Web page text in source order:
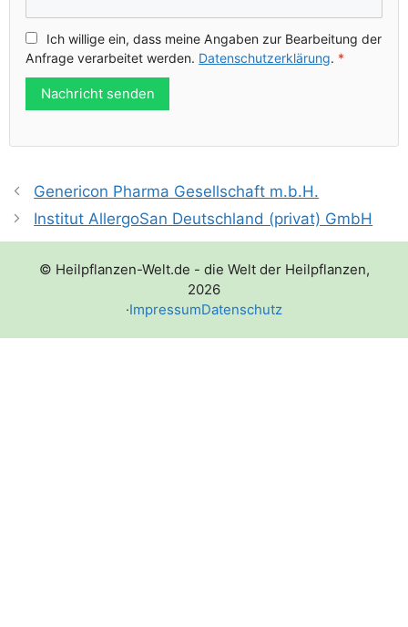
Ich wil­li­ge ein, dass mei­ne Anga­ben zur Bear­bei­tung der
Anfra­ge ver­ar­bei­tet wer­den. Daten­schutz­er­klä­rung. *
Nachricht senden
Genericon Pharma Gesellschaft m.b.H.
Institut AllergoSan Deutschland (privat) GmbH
© Heilpflanzen-Welt.de - die Welt der Heilpflanzen,
2026
·ImpressumDatenschutz